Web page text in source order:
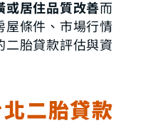
或居住品質改善而
屋條件、市場行情
二胎貸款評估與資
二胎貸款